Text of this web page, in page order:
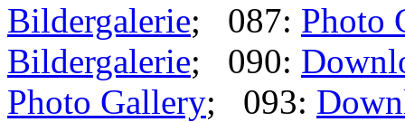
Bildergalerie; 087: Photo
Bildergalerie; 090:
Photo Gallery; 093: